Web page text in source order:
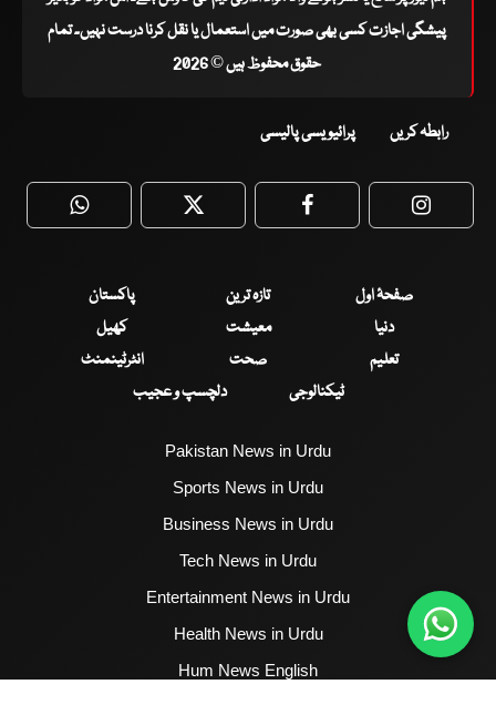
پیشگی اجازت کسی بھی صورت میں استعمال یا نقل کرنا درست نہیں۔ تمام
حقوق محفوظ ہیں © 2026
رابطہ کریں پرائیویسی پالیسی
WhatsApp Twitter Facebook
صفحۂ اول تازہ ترین
پاکستان
دنیا
معیشت
کھیل
تعلیم
صحت
انٹرٹینمنٹ
ٹیکنالوجی
دلچسپ و عجیب
Pakistan News in Urdu
Sports News in Urdu
Business News in Urdu
Tech News in Urdu
Entertainment News in Urdu
Health News in Urdu
Hum News English